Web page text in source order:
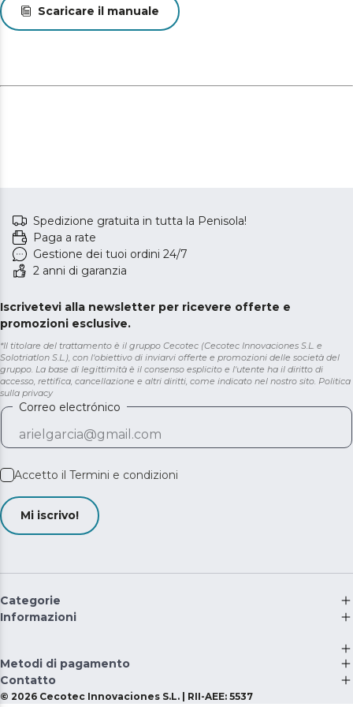
Scaricare il manuale
Spedizione gratuita in tutta la Penisola!
Paga a rate
Gestione dei tuoi ordini 24/7
2 anni di garanzia
Iscrivetevi alla newsletter per ricevere offerte e
promozioni esclusive.
*Il titolare del trattamento è il gruppo Cecotec (Cecotec Innovaciones S.L. e
Solotriatlon S.L.), con l'obiettivo di inviarvi offerte e promozioni delle società del
gruppo. La base di legittimità è il consenso esplicito e l'utente ha il diritto di
accesso, rettifica, cancellazione e altri diritti, come indicato nel nostro sito. Politica
sulla privacy
Correo electrónico
Accetto il Termini e condizioni
Mi iscrivo!
Categorie
Informazioni
Metodi di pagamento
Contatto
© 2026 Cecotec Innovaciones S.L. | RII-AEE: 5537